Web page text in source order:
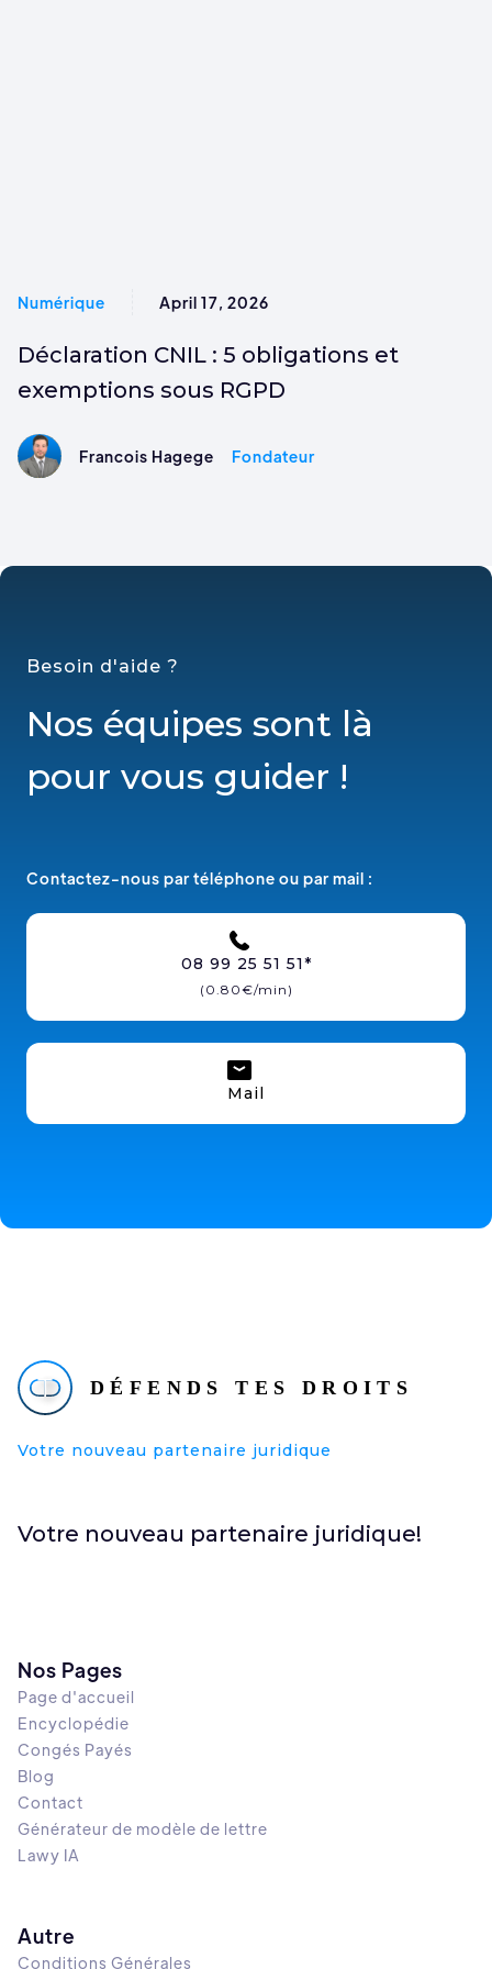
Numérique April 17, 2026
Déclaration CNIL : 5 obligations et
exemptions sous RGPD
Francois Hagege Fondateur
Besoin d'aide ?
Nos équipes sont là
pour vous guider !
Contactez-nous par téléphone ou par mail :
08 99 25 51 51*
(0.80€/min)
Mail
Votre nouveau partenaire juridique
Votre nouveau partenaire juridique!
Nos Pages
Page d'accueil
Encyclopédie
Congés Payés
Blog
Contact
Générateur de modèle de lettre
Lawy IA
Autre
Conditions Générales